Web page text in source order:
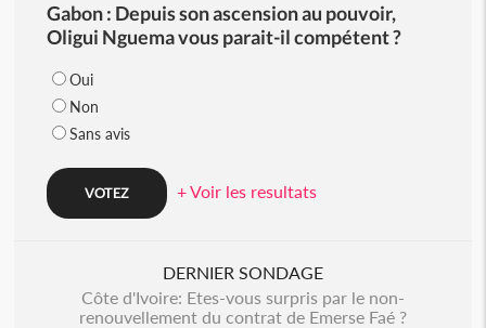
Gabon : Depuis son ascension au pouvoir,
Oligui Nguema vous parait-il compétent ?
Oui
Non
Sans avis
+ Voir les resultats
DERNIER SONDAGE
Côte d'Ivoire: Etes-vous surpris par le non-
renouvellement du contrat de Emerse Faé ?